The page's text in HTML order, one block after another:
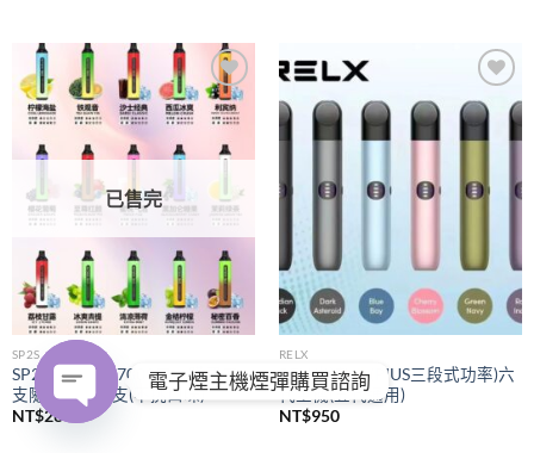
Add to
wishlist
已售完
SP2S
SP2S拋棄式
7000口｜購買五
支隨機贈送一支(不挑口味)
NT$280
Add to
wishlist
RELX
RELX悅刻
(PIUS三段式功率)六
代主機(五代通用)
NT$950
電子煙主機煙彈購買諮詢